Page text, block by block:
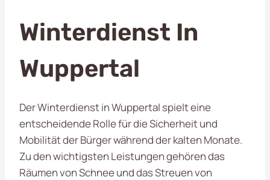
Winterdienst In
Wuppertal
Der Winterdienst in Wuppertal spielt eine
entscheidende Rolle für die Sicherheit und
Mobilität der Bürger während der kalten Monate.
Zu den wichtigsten Leistungen gehören das
Räumen von Schnee und das Streuen von